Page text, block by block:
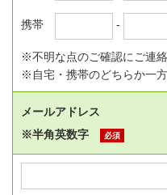
携帯 -
※不明な点のご確認にご連
※自宅・携帯のどちらか一
メールアドレス
※半角英数字
必須